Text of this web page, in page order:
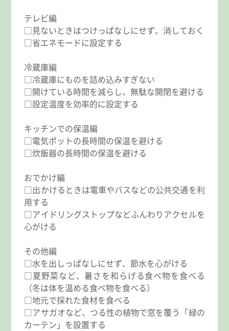
テレビ編
□見ないときはつけっぱなしにせず、消しておく
□省エネモードに設定する
冷蔵庫編
□冷蔵庫にものを詰め込みすぎない
□開けている時間を減らし、無駄な開閉を避ける
□設定温度を効率的に設定する
キッチンでの保温編
□電気ポットの長時間の保温を避ける
□炊飯器の長時間の保温を避ける
おでかけ編
□出かけるときは電車やバスなどの公共交通を利
用する
□アイドリングストップなどふんわりアクセルを
心がける
その他編
□水を出しっぱなしにせず、節水を心がける
□夏野菜など、暑さを和らげる食べ物を食べる
（冬は体を温める食べ物を食べる）
□地元で採れた食材を食べる
□アサガオなど、つる性の植物で窓を覆う「緑の
カーテン」を設置する